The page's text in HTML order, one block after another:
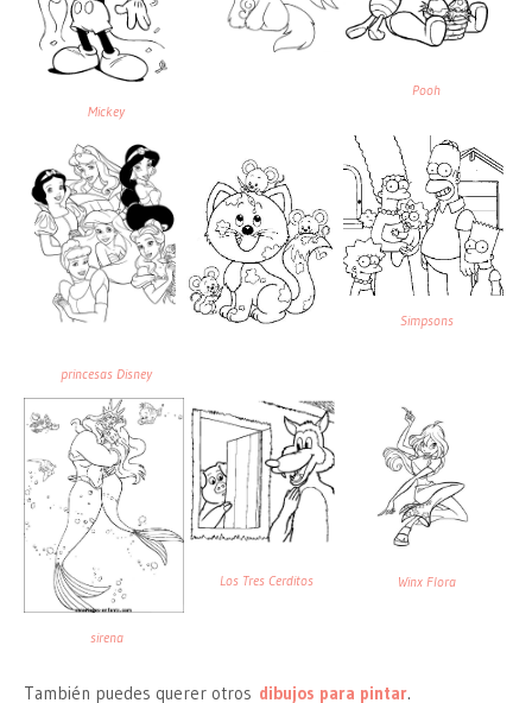
Mickey
Pooh
princesas Disney
Simpsons
sirena
Los Tres Cerditos Winx Flora
También puedes querer otros dibujos para pintar.